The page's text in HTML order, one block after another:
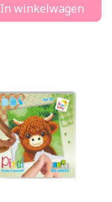
In winkelwagen